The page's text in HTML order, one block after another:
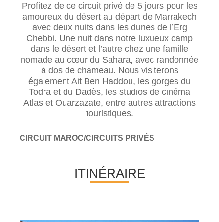
Profitez de ce circuit privé de 5 jours pour les
amoureux du désert au départ de Marrakech
avec deux nuits dans les dunes de l’Erg
Chebbi. Une nuit dans notre luxueux camp
dans le désert et l’autre chez une famille
nomade au cœur du Sahara, avec randonnée
à dos de chameau. Nous visiterons
également Ait Ben Haddou, les gorges du
Todra et du Dadès, les studios de cinéma
Atlas et Ouarzazate, entre autres attractions
touristiques.
CIRCUIT MAROC/CIRCUITS PRIVÉS
ITINÉRAIRE